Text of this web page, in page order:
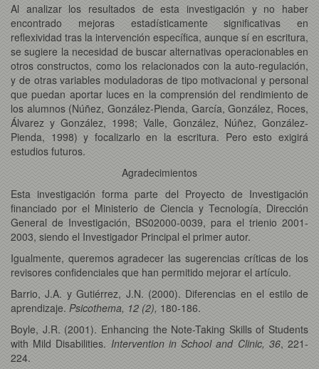
Al analizar los resultados de esta investigación y no haber
encontrado mejoras estadísticamente significativas en
reflexividad tras la intervención específica, aunque sí en escritura,
se sugiere la necesidad de buscar alternativas operacionables en
otros constructos, como los relacionados con la auto-regulación,
y de otras variables moduladoras de tipo motivacional y personal
que puedan aportar luces en la comprensión del rendimiento de
los alumnos (Núñez, González-Pienda, García, González, Roces,
Álvarez y González, 1998; Valle, González, Núñez, González-
Pienda, 1998) y focalizarlo en la escritura. Pero esto exigirá
estudios futuros.
Agradecimientos
Esta investigación forma parte del Proyecto de Investigación
financiado por el Ministerio de Ciencia y Tecnología, Dirección
General de Investigación, BS02000-0039, para el trienio 2001-
2003, siendo el Investigador Principal el primer autor.
Igualmente, queremos agradecer las sugerencias críticas de los
revisores confidenciales que han permitido mejorar el artículo.
Barrio, J.A. y Gutiérrez, J.N. (2000). Diferencias en el estilo de
aprendizaje. Psicothema, 12 (2), 180-186.
Boyle, J.R. (2001). Enhancing the Note-Taking Skills of Students
with Mild Disabilities. Intervention in School and Clinic, 36, 221-
224.